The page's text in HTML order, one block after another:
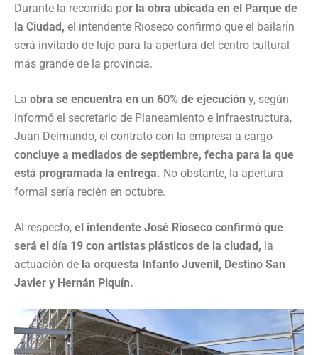
Durante la recorrida por la obra ubicada en el Parque de
la Ciudad, el intendente Rioseco confirmó que el bailarín
será invitado de lujo para la apertura del centro cultural
más grande de la provincia.
La obra se encuentra en un 60% de ejecución y, según
informó el secretario de Planeamiento e Infraestructura,
Juan Deimundo, el contrato con la empresa a cargo
concluye a mediados de septiembre, fecha para la que
está programada la entrega. No obstante, la apertura
formal sería recién en octubre.
Al respecto, el intendente José Rioseco confirmó que
será el día 19 con artistas plásticos de la ciudad, la
actuación de la orquesta Infanto Juvenil, Destino San
Javier y Hernán Piquín.